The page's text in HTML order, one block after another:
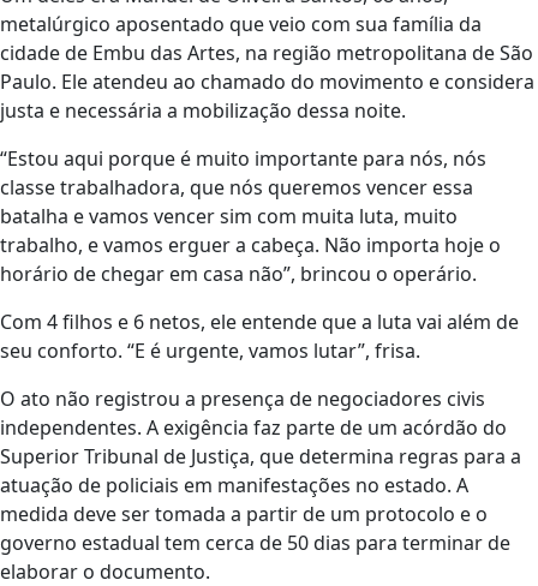
metalúrgico aposentado que veio com sua família da
cidade de Embu das Artes, na região metropolitana de São
Paulo. Ele atendeu ao chamado do movimento e considera
justa e necessária a mobilização dessa noite.
“Estou aqui porque é muito importante para nós, nós
classe trabalhadora, que nós queremos vencer essa
batalha e vamos vencer sim com muita luta, muito
trabalho, e vamos erguer a cabeça. Não importa hoje o
horário de chegar em casa não”, brincou o operário.
Com 4 filhos e 6 netos, ele entende que a luta vai além de
seu conforto. “E é urgente, vamos lutar”, frisa.
O ato não registrou a presença de negociadores civis
independentes. A exigência faz parte de um acórdão do
Superior Tribunal de Justiça, que determina regras para a
atuação de policiais em manifestações no estado. A
medida deve ser tomada a partir de um protocolo e o
governo estadual tem cerca de 50 dias para terminar de
elaborar o documento.